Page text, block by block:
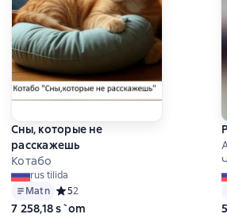
Сны, которые не
расскажешь
Котабо
rus tilida
Matn Средний рейтинг 5 на основе 2
52
7 258,18 s`om